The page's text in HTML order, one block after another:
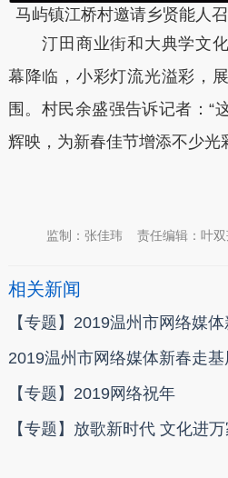
马屿镇江桥村邀请乡贤能人
汀田商业街和大典学文化
幕降临，小彩灯流光溢彩，
围。村民余盛强告诉记者：“
辉映，为新春佳节增添不少光
责任编辑：叶
监制：张佳玮
相关新闻
【专题】2019温州市网络媒
2019温州市网络媒体新春走
【专题】2019网络祝年
【专题】放歌新时代 文化进